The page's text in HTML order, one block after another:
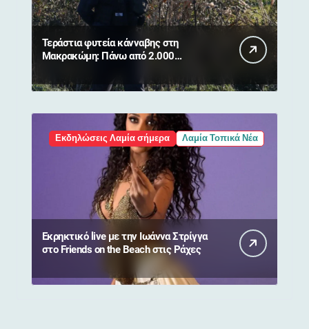
Τεράστια φυτεία κάνναβης στη
Μακρακώμη: Πάνω από 2.000
Εκδηλώσεις Λαμία σήμερα Λαμία Τοπικά Νέα
Εκρηκτικό live με την Ιωάννα Στρίγγα
στο Friends on the Beach στις Ράχες